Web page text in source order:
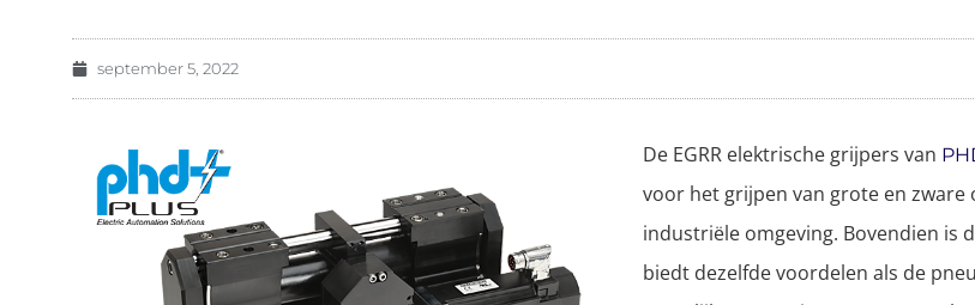
september 5, 2022
De EGRR elektrische grijpers van
voor het grijpen van grote en zware
industriële omgeving. Bovendien is
biedt dezelfde voordelen als de